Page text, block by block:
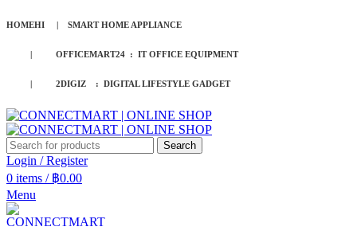
HOMEHI | SMART HOME APPLIANCE
| OFFICEMART24 : IT OFFICE EQUIPMENT
| 2DIGIZ : DIGITAL LIFESTYLE GADGET
Search
Login / Register
0 items / ฿0.00
Menu